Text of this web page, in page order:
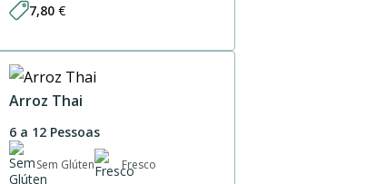
7,80 €
Arroz Thai
6 a 12 Pessoas
Sem Glúten Fresco